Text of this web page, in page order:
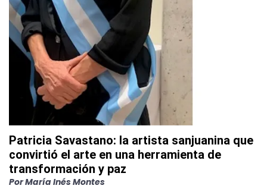
Patricia Savastano: la artista sanjuanina que
convirtió el arte en una herramienta de
transformación y paz
PorMaría Inés Montes